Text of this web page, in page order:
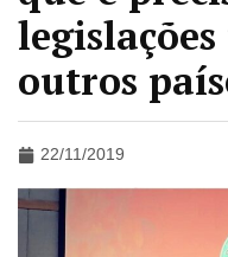
outros
22/11/2019